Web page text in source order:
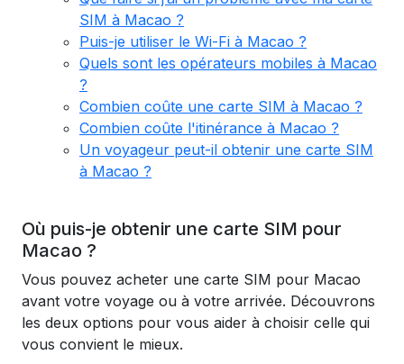
SIM à Macao ?
Puis-je utiliser le Wi-Fi à Macao ?
Quels sont les opérateurs mobiles à Macao
?
Combien coûte une carte SIM à Macao ?
Combien coûte l'itinérance à Macao ?
Un voyageur peut-il obtenir une carte SIM
à Macao ?
Où puis-je obtenir une carte SIM pour
Macao ?
Vous pouvez acheter une carte SIM pour Macao
avant votre voyage ou à votre arrivée. Découvrons
les deux options pour vous aider à choisir celle qui
vous convient le mieux.